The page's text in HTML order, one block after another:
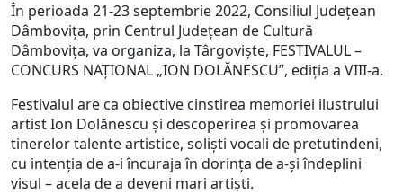
În perioada 21-23 septembrie 2022, Consiliul Județean
Dâmbovița, prin Centrul Județean de Cultură
Dâmbovița, va organiza, la Târgoviște, FESTIVALUL –
CONCURS NAŢIONAL „ION DOLĂNESCU”, ediția a VIII-a.
Festivalul are ca obiective cinstirea memoriei ilustrului
artist Ion Dolănescu și descoperirea și promovarea
tinerelor talente artistice, soliști vocali de pretutindeni,
cu intenția de a-i încuraja în dorința de a-și îndeplini
visul – acela de a deveni mari artiști.